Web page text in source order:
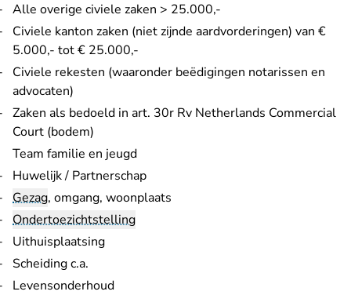
Alle overige civiele zaken > 25.000,-
Civiele kanton zaken (niet zijnde aardvorderingen) van €
5.000,- tot € 25.000,-
Civiele rekesten (waaronder beëdigingen notarissen en
advocaten)
Zaken als bedoeld in art. 30r Rv Netherlands Commercial
Court (bodem)
Team familie en jeugd
Huwelijk / Partnerschap
Gezag, omgang, woonplaats
Ondertoezichtstelling
Uithuisplaatsing
Scheiding c.a.
Levensonderhoud